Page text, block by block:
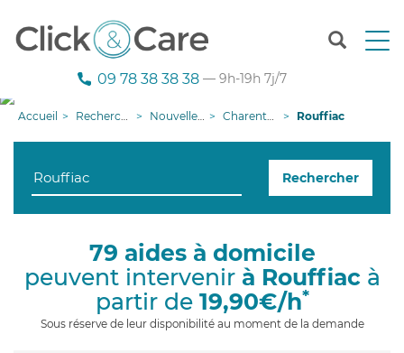
T
n
g
i
09 78 38 38 38 — 9h-19h 7j/7
Accueil Recherche aide à domicile Nouvelle-Aquitaine Charente-Maritime Rouffiac
Rechercher
79 aides à domicile
peuvent intervenir à Rouffiacà
partir de 19,90€/h*
Sous réserve de leur disponibilité au moment de la demande